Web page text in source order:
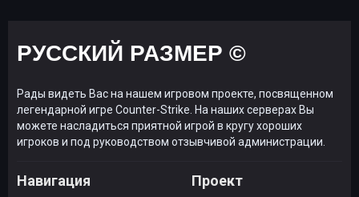
РУССКИЙ РАЗМЕР ©
Рады видеть Вас на нашем игровом проекте, посвященном
легендарной игре Counter-Strike. На наших серверах Вы
можете насладиться приятной игрой в кругу хороших
игроков и под руководством отзывчивой администрации.
Навигация Проект